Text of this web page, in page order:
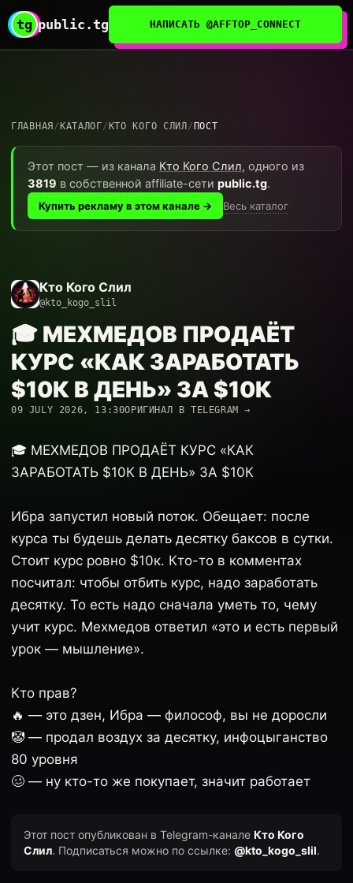
tg public.tg НАПИСАТЬ @AFFTOP_CONNECT
ГЛАВНАЯ / КАТАЛОГ/ КТО КОГО СЛИЛ / ПОСТ
Этот пост — из канала Кто Кого Слил, одного из
3819 в собственной affiliate-сети public.tg.
Купить рекламу в этом канале → Весь каталог
Кто Кого Слил
@kto_kogo_slil
🎓 МЕХМЕДОВ ПРОДАЁТ
КУРС «КАК ЗАРАБОТАТЬ
$10К В ДЕНЬ» ЗА $10К
09 JULY 2026, 13:30ОРИГИНАЛ В TELEGRAM →
🎓 МЕХМЕДОВ ПРОДАЁТ КУРС «КАК
ЗАРАБОТАТЬ $10К В ДЕНЬ» ЗА $10К
Ибра запустил новый поток. Обещает: после
курса ты будешь делать десятку баксов в сутки.
Стоит курс ровно $10к. Кто-то в комментах
посчитал: чтобы отбить курс, надо заработать
десятку. То есть надо сначала уметь то, чему
учит курс. Мехмедов ответил «это и есть первый
урок — мышление».
Кто прав?
🔥 — это дзен, Ибра — философ, вы не доросли
🤡 — продал воздух за десятку, инфоцыганство
80 уровня
🥴 — ну кто-то же покупает, значит работает
Этот пост опубликован в Telegram-канале Кто Кого
Слил. Подписаться можно по ссылке: @kto_kogo_slil.